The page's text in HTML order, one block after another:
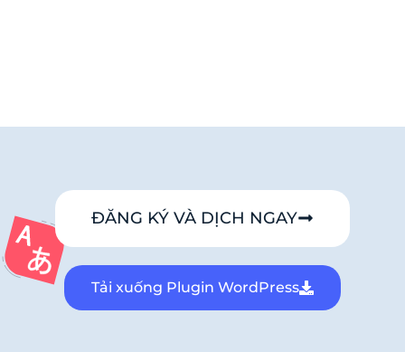
ĐĂNG KÝ VÀ DỊCH NGAY
Tải xuống Plugin WordPress